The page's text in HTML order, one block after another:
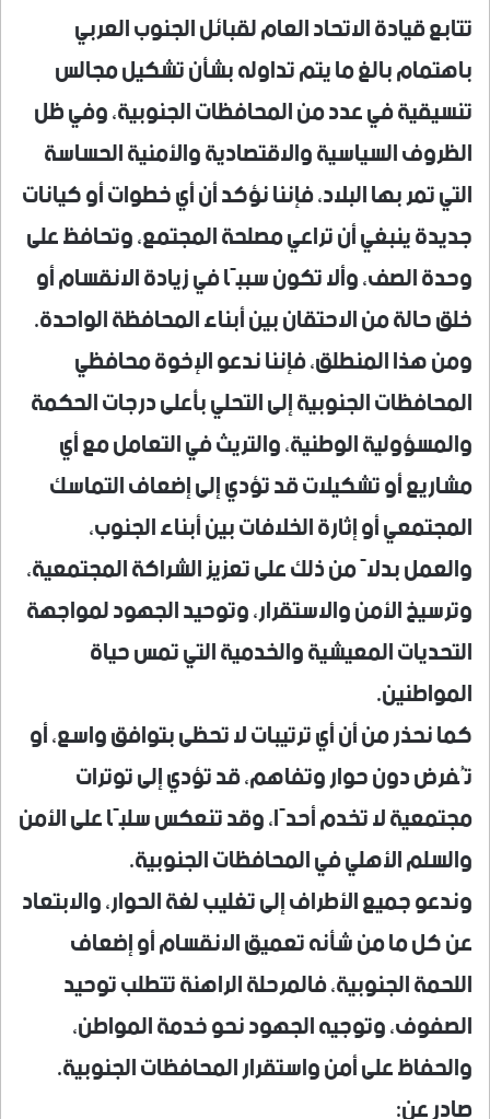
تتابع قيادة الاتحاد العام لقبائل الجنوب العربي
باهتمام بالغ ما يتم تداوله بشأن تشكيل مجالس
تنسيقية في عدد من المحافظات الجنوبية، وفي ظل
الظروف السياسية والاقتصادية والأمنية الحساسة
التي تمر بها البلاد، فإننا نؤكد أن أي خطوات أو كيانات
جديدة ينبغي أن تراعي مصلحة المجتمع، وتحافظ على
وحدة الصف، وألا تكون سببًا في زيادة الانقسام أو
خلق حالة من الاحتقان بين أبناء المحافظة الواحدة.
ومن هذا المنطلق، فإننا ندعو الإخوة محافظي
المحافظات الجنوبية إلى التحلي بأعلى درجات الحكمة
والمسؤولية الوطنية، والتريث في التعامل مع أي
مشاريع أو تشكيلات قد تؤدي إلى إضعاف التماسك
المجتمعي أو إثارة الخلافات بين أبناء الجنوب،
والعمل بدلاً من ذلك على تعزيز الشراكة المجتمعية،
وترسيخ الأمن والاستقرار، وتوحيد الجهود لمواجهة
التحديات المعيشية والخدمية التي تمس حياة
المواطنين.
كما نحذر من أن أي ترتيبات لا تحظى بتوافق واسع، أو
تُفرض دون حوار وتفاهم، قد تؤدي إلى توترات
مجتمعية لا تخدم أحدًا، وقد تنعكس سلبًا على الأمن
والسلم الأهلي في المحافظات الجنوبية.
وندعو جميع الأطراف إلى تغليب لغة الحوار، والابتعاد
عن كل ما من شأنه تعميق الانقسام أو إضعاف
اللحمة الجنوبية، فالمرحلة الراهنة تتطلب توحيد
الصفوف، وتوجيه الجهود نحو خدمة المواطن،
والحفاظ على أمن واستقرار المحافظات الجنوبية.